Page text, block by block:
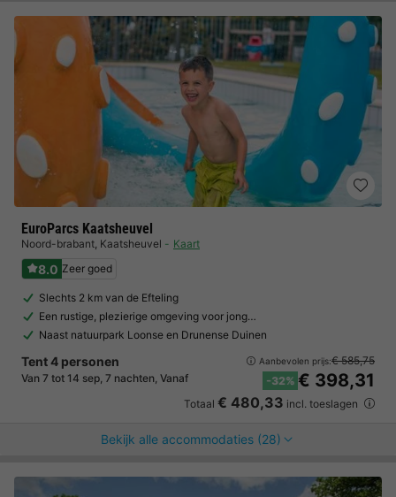
EuroParcs Kaatsheuvel
Noord-brabant, Kaatsheuvel Kaart
8.0 Zeer goed
Slechts 2 km van de Efteling
Een rustige, plezierige omgeving voor jong…
Naast natuurpark Loonse en Drunense Duinen
Tent 4 personen
Van 7 tot 14 sep, 7 nachten, Vanaf
Aanbevolen prijs:€ 585,75
-32% € 398,31
Totaal € 480,33 incl. toeslagen
Bekijk alle accommodaties (28)